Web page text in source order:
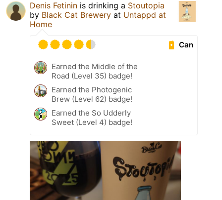
Denis Fetinin is drinking a Stoutopia
by Black Cat Brewery at Untappd at
Home
Can
Earned the Middle of the
Road (Level 35) badge!
Earned the Photogenic
Brew (Level 62) badge!
Earned the So Udderly
Sweet (Level 4) badge!